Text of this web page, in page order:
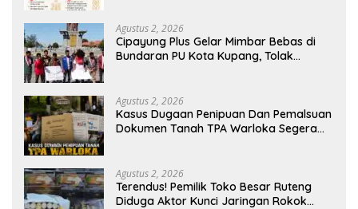
Agustus 2, 2026
Cipayung Plus Gelar Mimbar Bebas di
Bundaran PU Kota Kupang, Tolak
Agustus 2, 2026
Kasus Dugaan Penipuan Dan Pemalsuan
Dokumen Tanah TPA Warloka Segera
Memasuki Fase Krusial
Agustus 2, 2026
Terendus! Pemilik Toko Besar Ruteng
Diduga Aktor Kunci Jaringan Rokok